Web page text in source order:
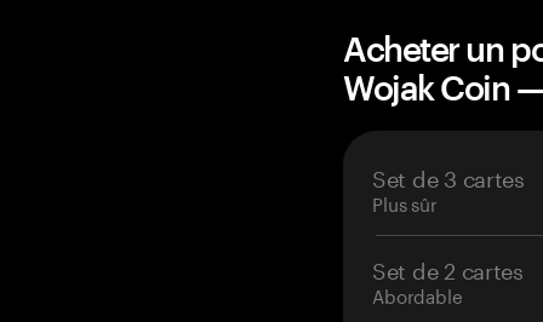
Acheter un
Wojak Coin
Set de 3 cartes
Plus sûr
Set de 2 cartes
Abordable